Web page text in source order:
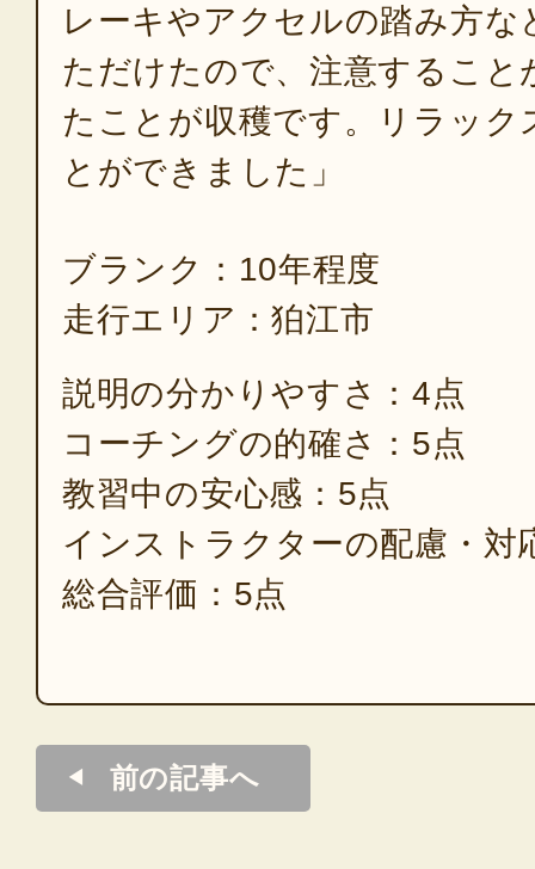
レーキやアクセルの踏み方な
ただけたので、注意すること
たことが収穫です。リラック
とができました」
ブランク：10年程度
走行エリア：狛江市
説明の分かりやすさ：4点
コーチングの的確さ：5点
教習中の安心感：5点
インストラクターの配慮・対
総合評価：5点
前の記事へ